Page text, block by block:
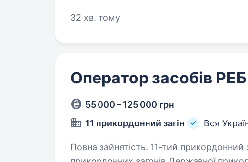
32 хв. тому
Оператор засобів
55 000 – 125 000 грн
11 прикордонний загін
Вся
Повна зайнятість. 11-тий прикордонний загін «Форпост» — це новий вид